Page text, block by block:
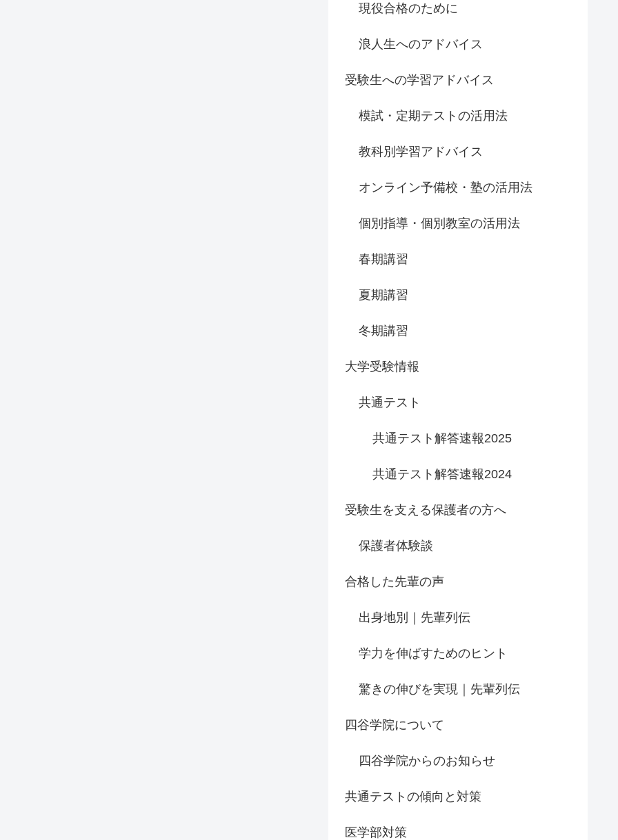
現役合格のために
浪人生へのアドバイス
受験生への学習アドバイス
模試・定期テストの活用法
教科別学習アドバイス
オンライン予備校・塾の活用法
個別指導・個別教室の活用法
春期講習
夏期講習
冬期講習
大学受験情報
共通テスト
共通テスト解答速報2025
共通テスト解答速報2024
受験生を支える保護者の方へ
保護者体験談
合格した先輩の声
出身地別｜先輩列伝
学力を伸ばすためのヒント
驚きの伸びを実現｜先輩列伝
四谷学院について
四谷学院からのお知らせ
共通テストの傾向と対策
医学部対策